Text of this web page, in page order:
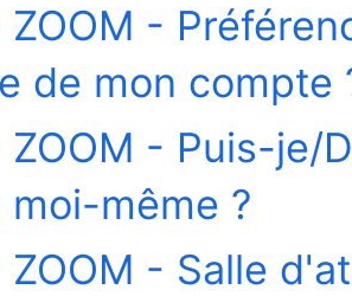
ZOOM -
de mon compte
ZOOM - Puis-je/
moi-même ?
ZOOM - Salle